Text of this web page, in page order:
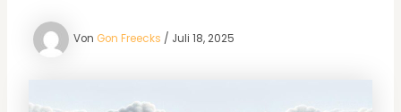
Von Gon Freecks / Juli 18, 2025